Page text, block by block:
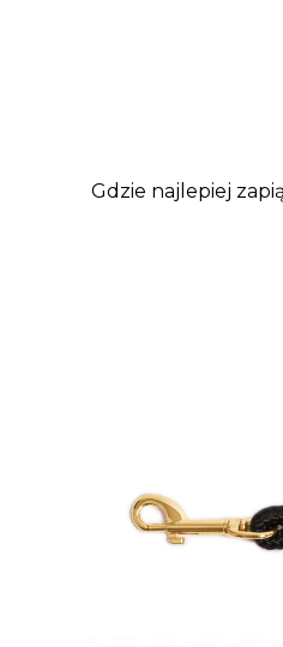
Gdzie najlepiej